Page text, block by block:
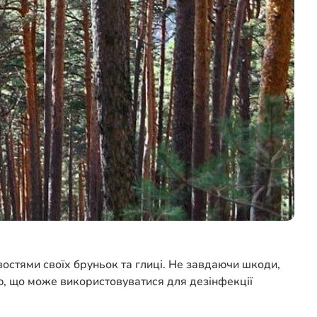
своїх бруньок та глиці. Не завдаючи шкоди,
що може використовуватися для дезінфекції